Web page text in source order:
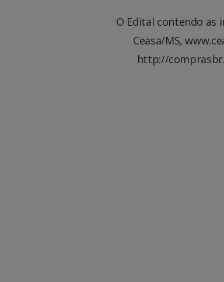
O Edital contendo as
Ceasa/MS,
http://